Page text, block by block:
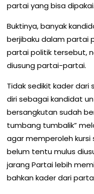
partai yang bisa dipakai.
Buktinya, banyak
berjibaku dalam partai
partai politik tersebut,
diusung partai-partai.
Tidak sedikit kader
diri sebagai kandidat
bersangkutan sudah
tumbang tumbalik”
agar memperoleh
belum tentu mulus
jarang Partai lebih
bahkan kader dari